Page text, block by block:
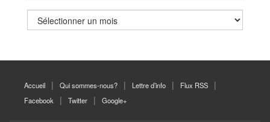
Archives
magazine
Accueil Qui sommes-nous? Lettre d’info
Flux RSS
Facebook
Twitter Google+